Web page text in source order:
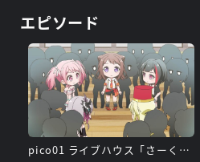
エピソード
pico01 ライブハウス「さーくる」